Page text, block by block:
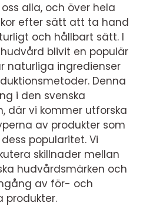
alla, och över hela
efter sätt att ta hand
och hållbart sätt. I
blivit en populär
naturliga ingredienser
Denna
i den svenska
där vi kommer utforska
av produkter som
popularitet. Vi
skillnader mellan
hudvårdsmärken och
av för- och
produkter.